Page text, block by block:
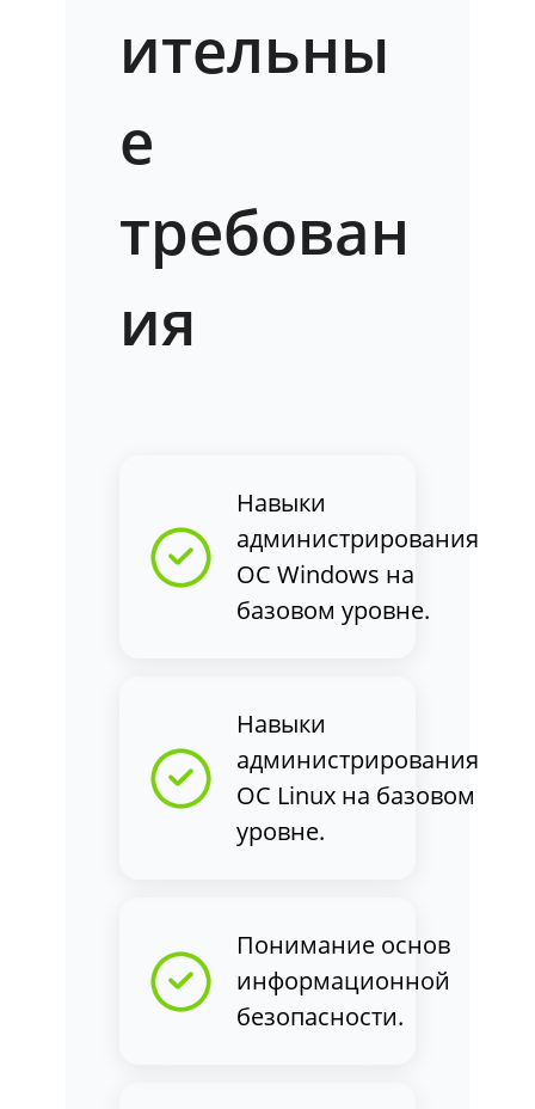
ительны
е
требован
ия
Навыки
администрирования
ОС Windows на
базовом уровне.
Навыки
администрирования
ОС Linux на базовом
уровне.
Понимание основ
информационной
безопасности.